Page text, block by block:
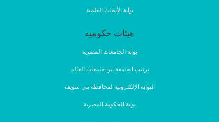
بوابة الأبحاث العلمية
هيئات حكوميه
بوابة الجامعات المصرية
ترتيب الجامعة بين جامعات العالم
البوابة الإلكترونية لمحافظة بني سويف
بوابة الحكومة المصرية